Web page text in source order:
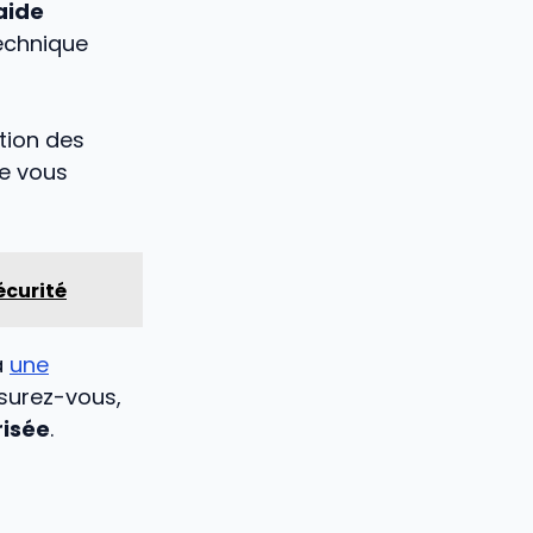
des
vous
une
vous,
.